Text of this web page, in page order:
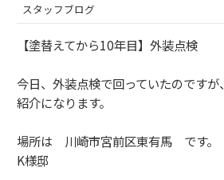
スタッフブログ
【塗替えてから10年目】外装点検
今日、外装点検で回っていたのです
紹介になります。
場所は 川崎市宮前区東有馬 です。
K様邸